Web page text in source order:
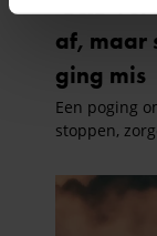
intrekken in de
We gebruiken
personaliseren,
en om ons
informatie over
partners voor
partners
informatie die u